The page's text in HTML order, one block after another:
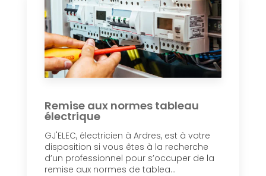
Remise aux normes tableau
électrique
GJ'ELEC, électricien à Ardres, est à votre
disposition si vous êtes à la recherche
d’un professionnel pour s’occuper de la
remise aux normes de tablea...